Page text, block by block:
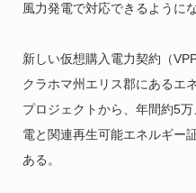
風力発電で対応できるように
新しい仮想購入電力契約（
クラホマ州エリス郡にあるエ
プロジェクトから、年間約5
電と関連再生可能エネルギー
ある。